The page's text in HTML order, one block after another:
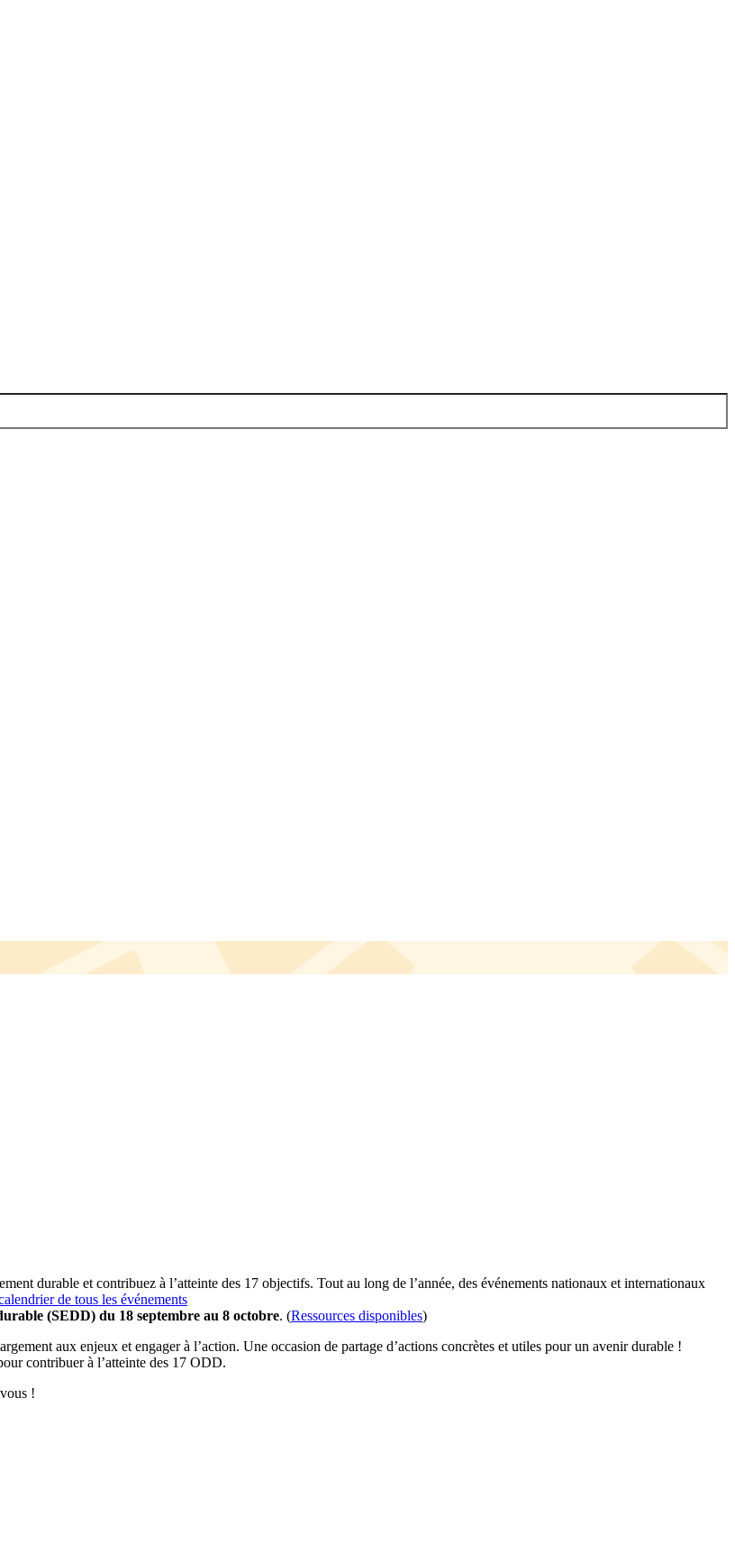
durable et contribuez à l’atteinte des 17 objectifs. Tout au long de l’année, des événements nationaux et internationaux
de tous les événements
(SEDD) du 18 septembre au 8 octobre. (Ressources disponibles)
aux enjeux et engager à l’action. Une occasion de partage d’actions concrètes et utiles pour un avenir durable !
contribuer à l’atteinte des 17 ODD.
!